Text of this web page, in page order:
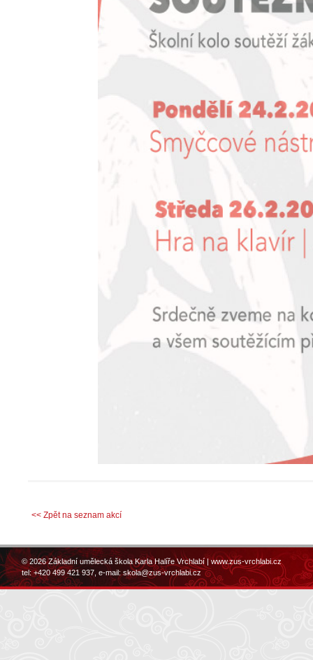
<< Zpět na seznam akcí
© 2026 Základní umělecká škola Karla Halíře Vrchlabí |www.zus-vrchlabi.cz
tel: +420 499 421 937, e-mail:skola@zus-vrchlabi.cz